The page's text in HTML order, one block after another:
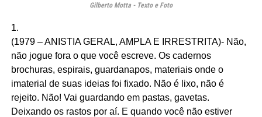
Gilberto Motta - Texto e Foto
1.
(1979 – ANISTIA GERAL, AMPLA E IRRESTRITA)- Não,
não jogue fora o que você escreve. Os cadernos
brochuras, espirais, guardanapos, materiais onde o
imaterial de suas ideias foi fixado. Não é lixo, não é
rejeito. Não! Vai guardando em pastas, gavetas.
Deixando os rastos por aí. E quando você não estiver